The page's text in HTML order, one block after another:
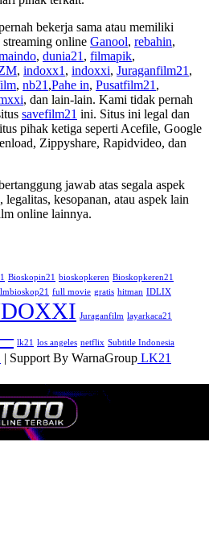
bekerja sama atau memiliki
online Ganool, rebahin,
, dunia21 , filmapik,
, indoxx1 , indoxxi, Juraganfilm21 ,
, nb21 ,Pahe in, Pusatfilm21 ,
, dan lain-lain. Kami tidak pernah
savefilm21 ini. Situs ini legal dan
pihak ketiga seperti Acefile, Google
Zippyshare, Rapidvideo, dan
jawab atas segala aspek
kesopanan, atau aspek lain
online lainnya.
Bioskopin21 bioskopkeren Bioskopkeren21
full movie gratis hitman IDLIX
Juraganfilm layarkaca21
lk21 los angeles netflix Subtitle Indonesia
| Support By WarnaGroup LK21